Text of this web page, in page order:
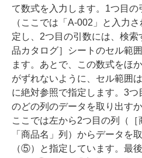
て数式を入力します。1つ目
（ここでは「A-002」と入力
定し、2つ目の引数には、検
品カタログ］シートのセル範
ます。あとで、この数式をほ
がずれないように、セル範囲
に絶対参照で指定します。3つ
のどの列のデータを取り出す
ここでは左から2つ目の列（
「商品名」列）からデータを
（⑤）と指定しています。最